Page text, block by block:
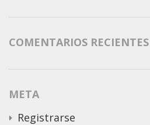
COMENTARIOS RECIENTES
META
Registrarse